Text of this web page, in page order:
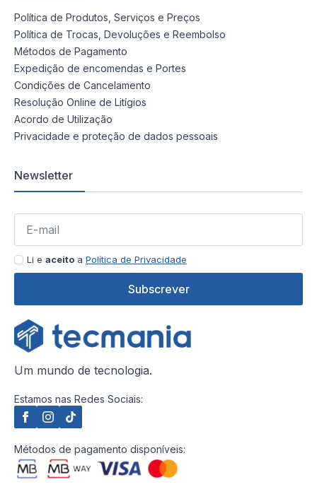
Política de Produtos, Serviços e Preços
Política de Trocas, Devoluções e Reembolso
Métodos de Pagamento
Expedição de encomendas e Portes
Condições de Cancelamento
Resolução Online de Litígios
Acordo de Utilização
Privacidade e proteção de dados pessoais
Newsletter
Li e aceito a Política de Privacidade
Subscrever
Um mundo de tecnologia.
Estamos nas Redes Sociais:
Métodos de pagamento disponíveis: